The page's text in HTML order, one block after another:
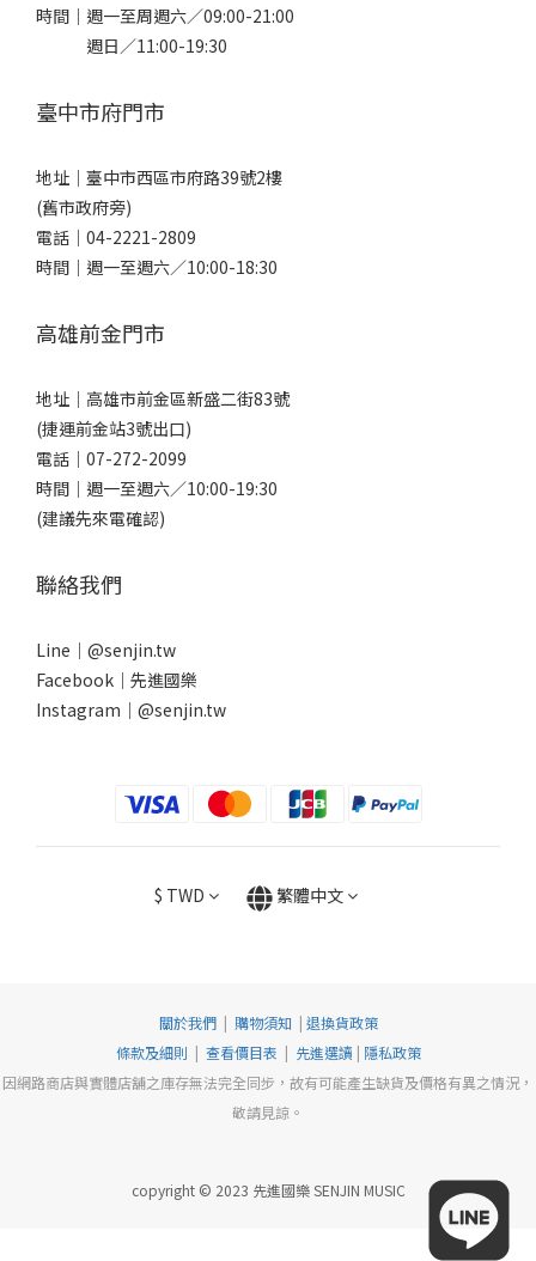
時間｜週一至周週六／09:00-21:00
週日／11:00-19:30
臺中市府門市
地址｜ 臺中市西區市府路39號2樓
(舊市政府旁)
電話｜ 04-2221-2809
時間｜週一至週六／10:00-18:30
高雄前金門市
地址｜ 高雄市前金區新盛二街83號
(捷運前金站3號出口)
電話｜ 07-272-2099
時間｜週一至週六／10:00-19:30
(建議先來電確認)
聯絡我們
Line｜ @senjin.tw
Facebook｜ 先進國樂
Instagram｜ @senjin.tw
$ TWD 繁體中文
關於我們| 購物須知 | 退換貨政策
條款及細則 | 查看價目表 | 先進選讀 | 隱私政策
因網路商店與實體店舖之庫存無法完全同步，故有可能產生缺貨及價格有異之情況，
敬請見諒。
copyright © 2023 先進國樂 SENJIN MUSIC